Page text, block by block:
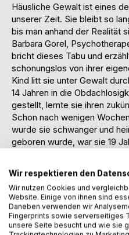
Häusliche Gewalt ist eines
unserer Zeit. Sie bleibt so
bis man anhand der Realität
Barbara Gorel,
bricht dieses Tabu und
schonungslos von ihrer
Kind litt sie unter Gewalt
14 Jahren in die
gestellt, lernte sie ihren
Schon nach wenigen
wurde sie schwanger und
geboren wurde, war sie 19
Die Psychotherapeutin
Zeit die Trennung
schließlich doch befreien
Schutz im Frauenhaus fand.
Die Autorin bezieht sich
legt den Finger in die Wunde
Wir respektieren den
Wir nutzen Cookies und
Website. Einige von ihnen sind
Daneben verwenden wir
Fingerprints sowie serverseitiges
unsere Seite besucht und wie sie